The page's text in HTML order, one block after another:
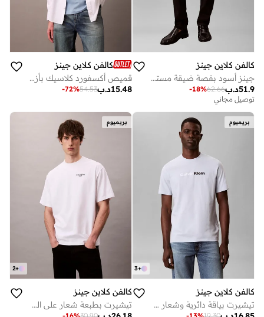
كالفن كلاين جينز
جينز أسود بقصة ضيقة مستدقة
د.ب51.9
62.66
-18%
توصيل مجاني
كالفن كلاين جينز
قميص أكسفورد كلاسيك بأزرار سادة
د.ب15.48
54.53
-72%
بريميوم
+
3
كالفن كلاين جينز
تيشيرت بياقة دائرية وشعار خطي
بريميوم
+
2
كالفن كلاين جينز
تيشيرت بطبعة شعار على الظهر